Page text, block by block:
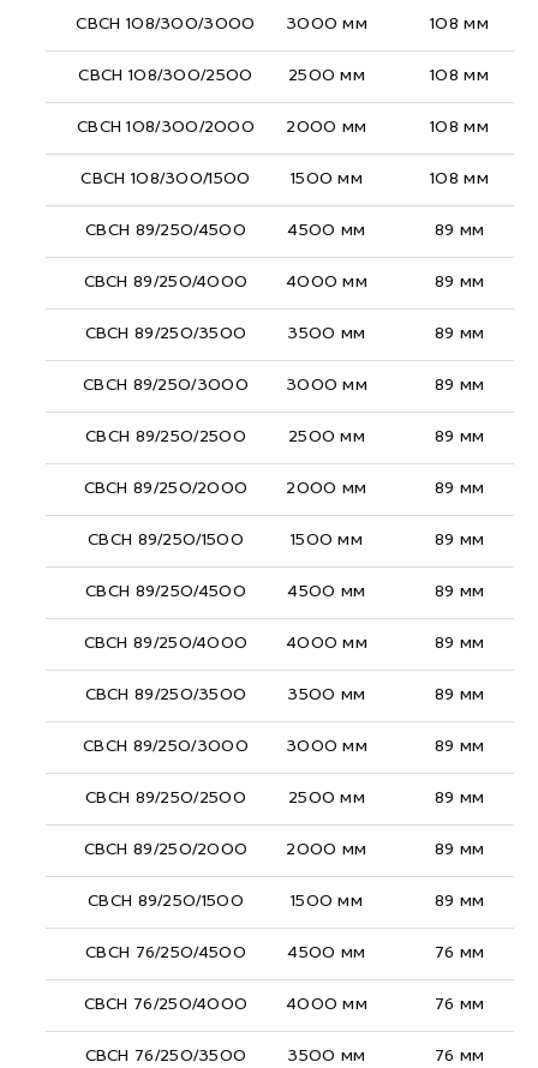
СВСН 108/300/3000 3000 мм 108 мм
СВСН 108/300/2500 2500 мм 108 мм
СВСН 108/300/2000 2000 мм 108 мм
СВСН 108/300/1500 1500 мм 108 мм
СВСН 89/250/4500 4500 мм 89 мм
СВСН 89/250/4000 4000 мм 89 мм
СВСН 89/250/3500 3500 мм 89 мм
СВСН 89/250/3000 3000 мм 89 мм
СВСН 89/250/2500 2500 мм 89 мм
СВСН 89/250/2000 2000 мм 89 мм
СВСН 89/250/1500 1500 мм 89 мм
СВСН 89/250/4500 4500 мм 89 мм
СВСН 89/250/4000 4000 мм 89 мм
СВСН 89/250/3500 3500 мм 89 мм
СВСН 89/250/3000 3000 мм 89 мм
СВСН 89/250/2500 2500 мм 89 мм
СВСН 89/250/2000 2000 мм 89 мм
СВСН 89/250/1500 1500 мм 89 мм
СВСН 76/250/4500 4500 мм 76 мм
СВСН 76/250/4000 4000 мм 76 мм
СВСН 76/250/3500 3500 мм 76 мм